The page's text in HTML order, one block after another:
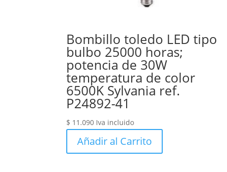
Bombillo toledo LED tipo
bulbo 25000 horas;
potencia de 30W
temperatura de color
6500K Sylvania ref.
P24892-41
$ 11.090 Iva incluido
Añadir al Carrito